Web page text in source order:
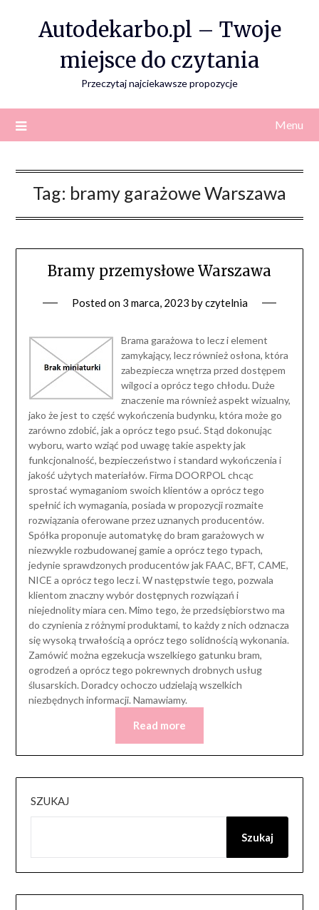
Autodekarbo.pl – Twoje
miejsce do czytania
Przeczytaj najciekawsze propozycje
Menu
Tag: bramy garażowe Warszawa
Bramy przemysłowe Warszawa
Posted on 3 marca, 2023 byczytelnia
Brama garażowa to lecz i element
zamykający, lecz również osłona, która
zabezpiecza wnętrza przed dostępem
wilgoci a oprócz tego chłodu. Duże
znaczenie ma również aspekt wizualny,
jako że jest to część wykończenia budynku, która może go
zarówno zdobić, jak a oprócz tego psuć. Stąd dokonując
wyboru, warto wziąć pod uwagę takie aspekty jak
funkcjonalność, bezpieczeństwo i standard wykończenia i
jakość użytych materiałów. Firma DOORPOL chcąc
sprostać wymaganiom swoich klientów a oprócz tego
spełnić ich wymagania, posiada w propozycji rozmaite
rozwiązania oferowane przez uznanych producentów.
Spółka proponuje automatykę do bram garażowych w
niezwykle rozbudowanej gamie a oprócz tego typach,
jedynie sprawdzonych producentów jak FAAC, BFT, CAME,
NICE a oprócz tego lecz i. W następstwie tego, pozwala
klientom znaczny wybór dostępnych rozwiązań i
niejednolity miara cen. Mimo tego, że przedsiębiorstwo ma
do czynienia z różnymi produktami, to każdy z nich odznacza
się wysoką trwałością a oprócz tego solidnością wykonania.
Zamówić można egzekucja wszelkiego gatunku bram,
ogrodzeń a oprócz tego pokrewnych drobnych usług
ślusarskich. Doradcy ochoczo udzielają wszelkich
niezbędnych informacji. Namawiamy.
Read more
SZUKAJ
Szukaj